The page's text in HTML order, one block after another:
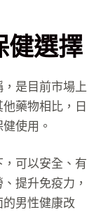
健選擇
是目前市場上
藥物相比，日
使用。
可以安全、有
提升免疫力，
男性健康改